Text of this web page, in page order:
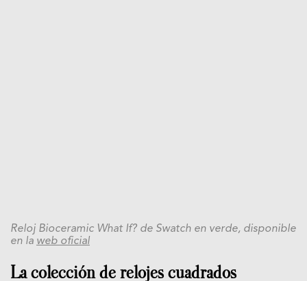
Reloj Bioceramic What If? de Swatch en verde, disponible
en la web oficial
La colección de relojes cuadrados